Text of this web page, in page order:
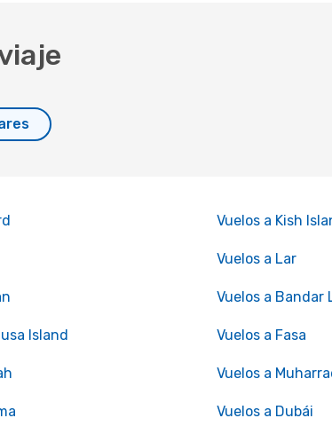
Vuelos a Kish
Vuelos a Lar
Vuelos a Bandar
Island Vuelos a Fasa
Vuelos a
Vuelos a Dubái